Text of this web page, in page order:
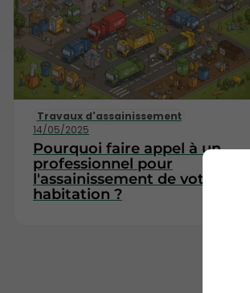
Travaux d'assainissement
14/05/2025
Pourquoi faire appel à un
professionnel pour
l'assainissement de votre
habitation ?